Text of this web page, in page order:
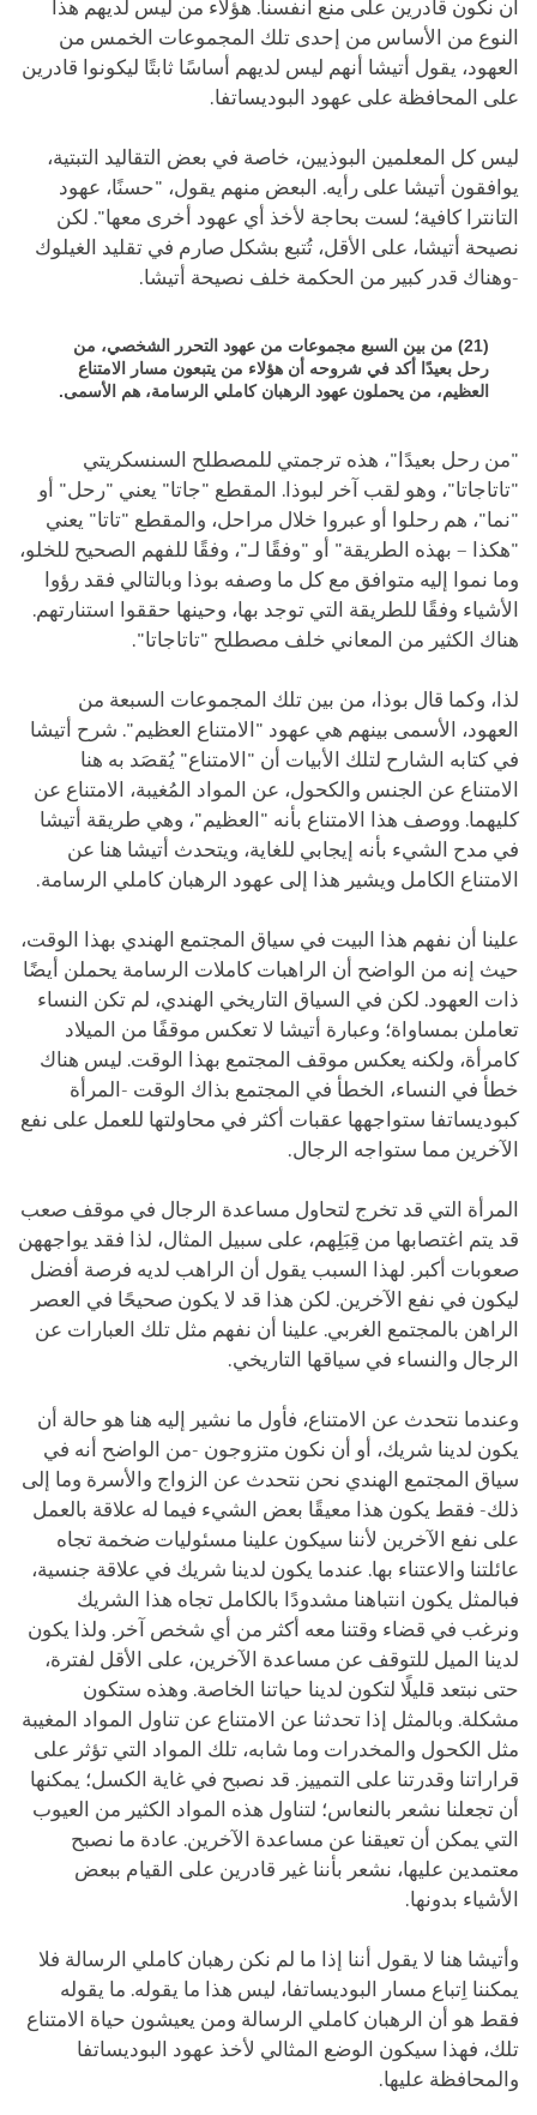
أن نكون قادرين على منع أنفسنا. هؤلاء من ليس لديهم هذا
النوع من الأساس من إحدى تلك المجموعات الخمس من
العهود، يقول أتيشا أنهم ليس لديهم أساسًا ثابتًا ليكونوا قادرين
على المحافظة على عهود البوديساتفا.
ليس كل المعلمين البوذيين، خاصة في بعض التقاليد التبتية،
يوافقون أتيشا على رأيه. البعض منهم يقول، "حسنًا، عهود
التانترا كافية؛ لست بحاجة لأخذ أي عهود أخرى معها". لكن
نصيحة أتيشا، على الأقل، تُتبع بشكل صارم في تقليد الغيلوك
-وهناك قدر كبير من الحكمة خلف نصيحة أتيشا.
(21) من بين السبع مجموعات من عهود التحرر الشخصي، من
رحل بعيدًا أكد في شروحه أن هؤلاء من يتبعون مسار الامتناع
العظيم، من يحملون عهود الرهبان كاملي الرسامة، هم الأسمى.
"من رحل بعيدًا"، هذه ترجمتي للمصطلح السنسكريتي
"تاتاجاتا"، وهو لقب آخر لبوذا. المقطع "جاتا" يعني "رحل" أو
"نما"، هم رحلوا أو عبروا خلال مراحل، والمقطع "تاتا" يعني
"هكذا – بهذه الطريقة" أو "وفقًا لـ"، وفقًا للفهم الصحيح للخلو،
وما نموا إليه متوافق مع كل ما وصفه بوذا وبالتالي فقد رؤوا
الأشياء وفقًا للطريقة التي توجد بها، وحينها حققوا استنارتهم.
هناك الكثير من المعاني خلف مصطلح "تاتاجاتا".
لذا، وكما قال بوذا، من بين تلك المجموعات السبعة من
العهود، الأسمى بينهم هي عهود "الامتناع العظيم". شرح أتيشا
في كتابه الشارح لتلك الأبيات أن "الامتناع" يُقصَد به هنا
الامتناع عن الجنس والكحول، عن المواد المُغيبة، الامتناع عن
كليهما. ووصف هذا الامتناع بأنه "العظيم"، وهي طريقة أتيشا
في مدح الشيء بأنه إيجابي للغاية، ويتحدث أتيشا هنا عن
الامتناع الكامل ويشير هذا إلى عهود الرهبان كاملي الرسامة.
علينا أن نفهم هذا البيت في سياق المجتمع الهندي بهذا الوقت،
حيث إنه من الواضح أن الراهبات كاملات الرسامة يحملن أيضًا
ذات العهود. لكن في السياق التاريخي الهندي، لم تكن النساء
تعاملن بمساواة؛ وعبارة أتيشا لا تعكس موقفًا من الميلاد
كامرأة، ولكنه يعكس موقف المجتمع بهذا الوقت. ليس هناك
خطأ في النساء، الخطأ في المجتمع بذاك الوقت -المرأة
كبوديساتفا ستواجهها عقبات أكثر في محاولتها للعمل على نفع
الآخرين مما ستواجه الرجال.
المرأة التي قد تخرج لتحاول مساعدة الرجال في موقف صعب
قد يتم اغتصابها من قِبَلِهم، على سبيل المثال، لذا فقد يواجههن
صعوبات أكبر. لهذا السبب يقول أن الراهب لديه فرصة أفضل
ليكون في نفع الآخرين. لكن هذا قد لا يكون صحيحًا في العصر
الراهن بالمجتمع الغربي. علينا أن نفهم مثل تلك العبارات عن
الرجال والنساء في سياقها التاريخي.
وعندما نتحدث عن الامتناع، فأول ما نشير إليه هنا هو حالة أن
يكون لدينا شريك، أو أن نكون متزوجون -من الواضح أنه في
سياق المجتمع الهندي نحن نتحدث عن الزواج والأسرة وما إلى
ذلك- فقط يكون هذا معيقًا بعض الشيء فيما له علاقة بالعمل
على نفع الآخرين لأننا سيكون علينا مسئوليات ضخمة تجاه
عائلتنا والاعتناء بها. عندما يكون لدينا شريك في علاقة جنسية،
فبالمثل يكون انتباهنا مشدودًا بالكامل تجاه هذا الشريك
ونرغب في قضاء وقتنا معه أكثر من أي شخص آخر. ولذا يكون
لدينا الميل للتوقف عن مساعدة الآخرين، على الأقل لفترة،
حتى نبتعد قليلًا لتكون لدينا حياتنا الخاصة. وهذه ستكون
مشكلة. وبالمثل إذا تحدثنا عن الامتناع عن تناول المواد المغيبة
مثل الكحول والمخدرات وما شابه، تلك المواد التي تؤثر على
قراراتنا وقدرتنا على التمييز. قد نصبح في غاية الكسل؛ يمكنها
أن تجعلنا نشعر بالنعاس؛ لتناول هذه المواد الكثير من العيوب
التي يمكن أن تعيقنا عن مساعدة الآخرين. عادة ما نصبح
معتمدين عليها، نشعر بأننا غير قادرين على القيام ببعض
الأشياء بدونها.
وأتيشا هنا لا يقول أننا إذا ما لم نكن رهبان كاملي الرسالة فلا
يمكننا اِتباع مسار البوديساتفا، ليس هذا ما يقوله. ما يقوله
فقط هو أن الرهبان كاملي الرسالة ومن يعيشون حياة الامتناع
تلك، فهذا سيكون الوضع المثالي لأخذ عهود البوديساتفا
والمحافظة عليها.